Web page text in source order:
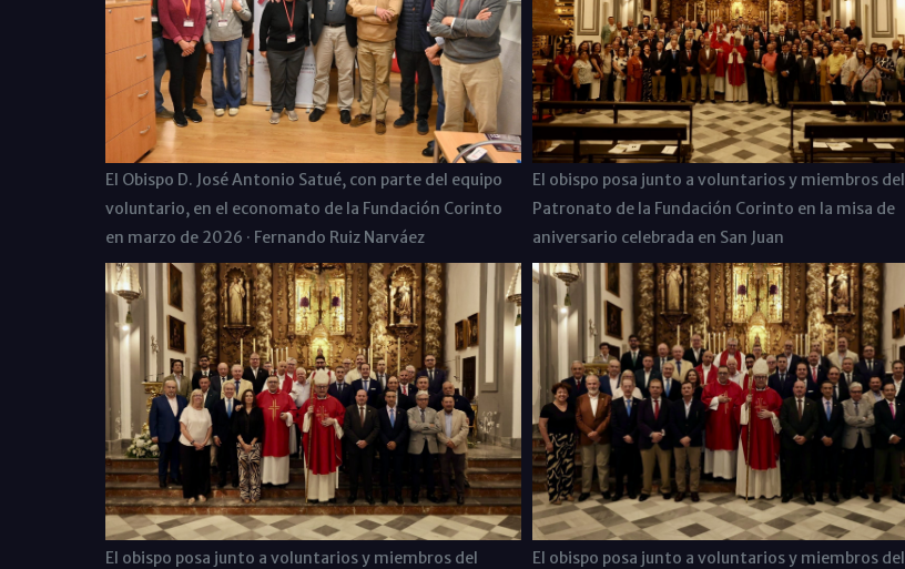
El Obispo D. José Antonio Satué, con parte del equipo
voluntario, en el economato de la Fundación Corinto
en marzo de 2026 · Fernando Ruiz Narváez
El obispo posa junto a voluntarios y miembros del
Patronato de la Fundación Corinto en la misa de
aniversario celebrada en San Juan
El obispo posa junto a voluntarios y miembros del
El obispo posa junto a voluntarios y miembros del